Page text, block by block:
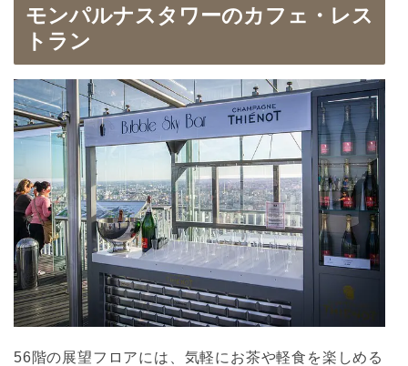
モンパルナスタワーのカフェ・レス
トラン
56階の展望フロアには、気軽にお茶や軽食を楽しめる